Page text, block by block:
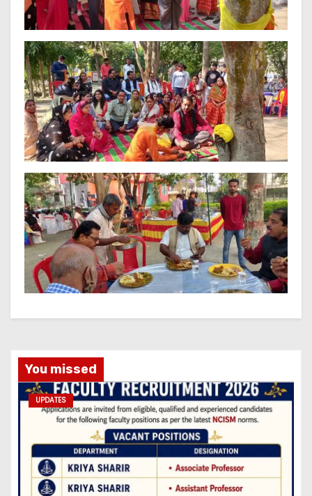
You missed
UPDATES